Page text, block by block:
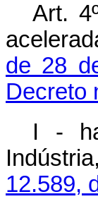
Art.
de 28
Decreto
I -
12.589,